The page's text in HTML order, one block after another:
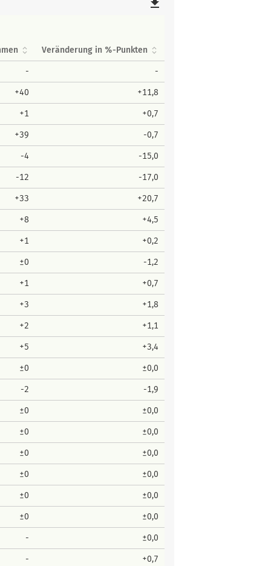
file_download
Veränderung in %-Punkten
- -
+40 +11,8
+1 +0,7
+39 -0,7
-4 -15,0
-12 -17,0
+33 +20,7
+8 +4,5
+1 +0,2
±0 -1,2
+1 +0,7
+3 +1,8
+2 +1,1
+5 +3,4
±0 ±0,0
-2 -1,9
±0 ±0,0
±0 ±0,0
±0 ±0,0
±0 ±0,0
±0 ±0,0
±0 ±0,0
- ±0,0
- +0,7